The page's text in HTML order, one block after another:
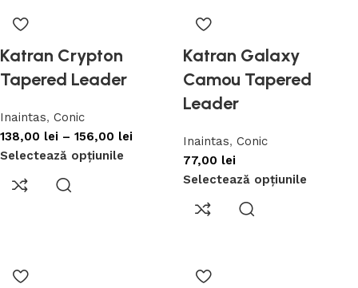
Katran Crypton
Tapered Leader
Inaintas, Conic
138,00 lei – 156,00 lei
Selectează opțiunile
Katran Galaxy
Camou Tapered
Leader
Inaintas, Conic
77,00 lei
Selectează opțiunile